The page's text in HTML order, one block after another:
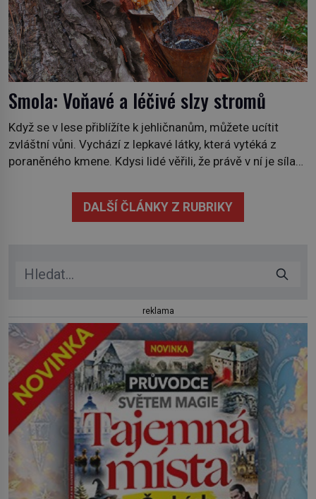
Smola: Voňavé a léčivé slzy stromů
Když se v lese přiblížíte k jehličnanům, můžete ucítit
zvláštní vůni. Vychází z lepkavé látky, která vytéká z
poraněného kmene. Kdysi lidé věřili, že právě v ní je síla
lidstvo pracovalo. Chrání strom před infekcí, hmyzem a
vysycháním. Dá se říct, že je to přírodní […]
DALŠÍ ČLÁNKY Z RUBRIKY
reklama